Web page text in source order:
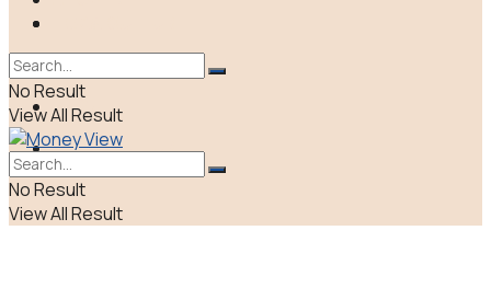
ΕΛΛΑΔΑ
ΑΠΟΨΕΙΣ
LIFE & CULTURE
No Result
View All Result
No Result
View All Result